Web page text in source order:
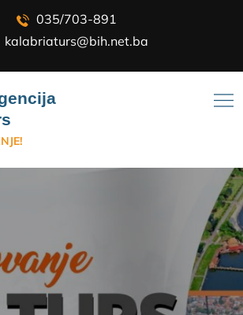
035/703-891
kalabriaturs@bih.net.ba